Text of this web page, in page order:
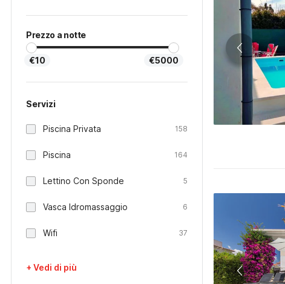
Prezzo a notte
€10 €5000
Servizi
Piscina Privata 158
Piscina 164
Lettino Con Sponde 5
Vasca Idromassaggio 6
Wifi 37
+ Vedi di più